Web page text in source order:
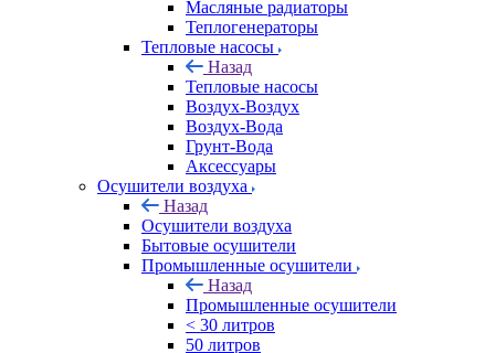
Масляные радиаторы
Теплогенераторы
Тепловые насосы
Назад
Тепловые насосы
Воздух-Воздух
Воздух-Вода
Грунт-Вода
Аксессуары
Осушители воздуха
Назад
Осушители воздуха
Бытовые осушители
Промышленные осушители
Назад
Промышленные осушители
< 30 литров
50 литров